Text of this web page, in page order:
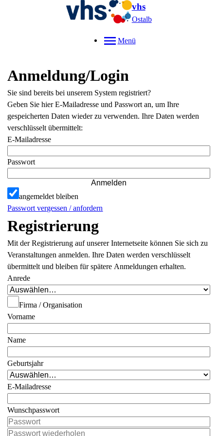
vhs
Ostalb
Menü
Anmeldung/Login
Sie sind bereits bei unserem System registriert?
Geben Sie hier E-Mailadresse und Passwort an, um Ihre
gespeicherten Daten wieder zu verwenden. Ihre Daten werden
verschlüsselt übermittelt:
E-Mailadresse
Passwort
Anmelden
angemeldet bleiben
Passwort vergessen / anfordern
Registrierung
Mit der Registrierung auf unserer Internetseite können Sie sich zu
Veranstaltungen anmelden. Ihre Daten werden verschlüsselt
übermittelt und bleiben für spätere Anmeldungen erhalten.
Anrede
Firma / Organisation
Vorname
Name
Geburtsjahr
E-Mailadresse
Wunschpasswort